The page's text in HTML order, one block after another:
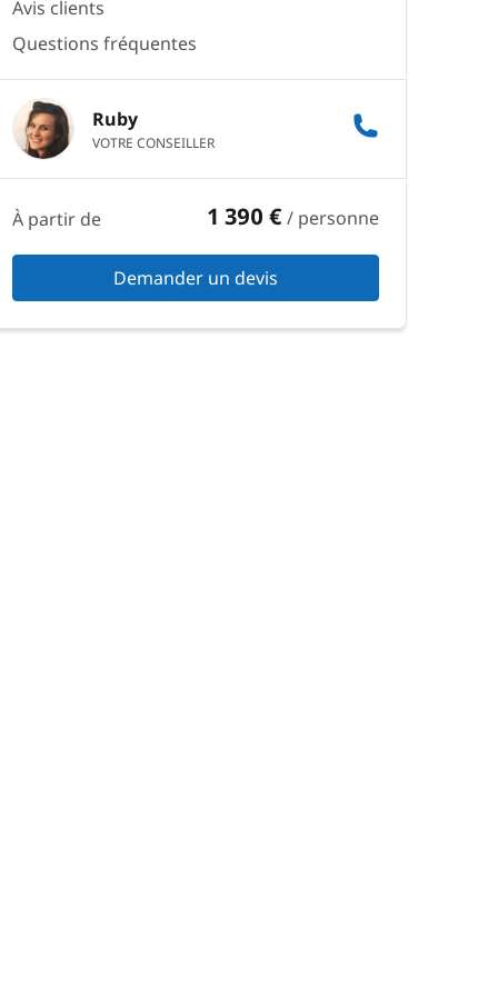
Avis clients
Questions fréquentes
Ruby
VOTRE CONSEILLER
À partir de 1 390 €/ personne
Demander un devis